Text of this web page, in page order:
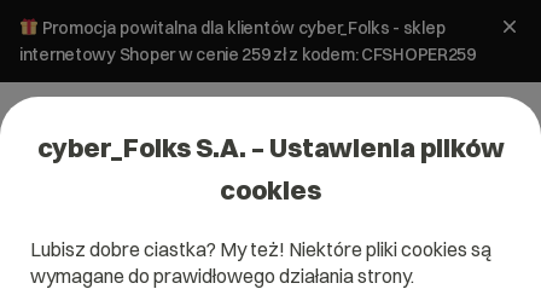
Promocja powitalna dla klientów cyber_Folks - sklep
internetowy Shoper w cenie 259 zł z kodem: CFSHOPER259
#wtyczki
cyber_Folks S.A. – Ustawienia plików
cookies
Lubisz dobre ciastka? My też! Niektóre pliki cookies są
wymagane do prawidłowego działania strony.